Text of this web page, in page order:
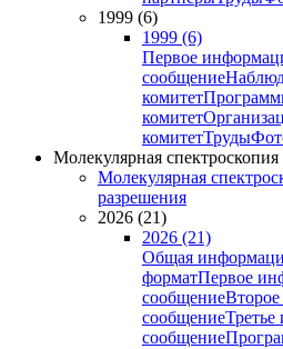
1999 (6)
1999 (6)
Первое
сообщение
комитет
комитет
комитетТруды
Молекулярная
Молекулярная
разрешения
2026 (21)
2026 (21)
Общая
форматПервое
сообщение
сообщение
сообщение